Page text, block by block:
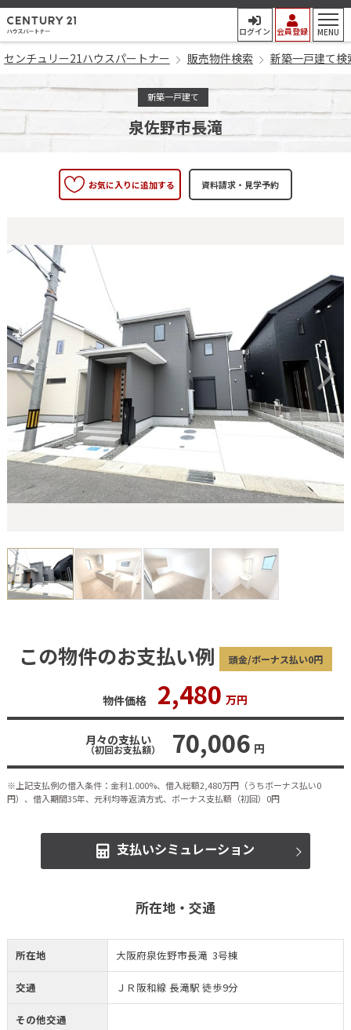
センチュリー21ハウスパート
ログイン 会員登録 MENU
センチュリー21ハウスパートナー 販売物件検索 新築一戸建て検
新築一戸建て
泉佐野市長滝
お気に入りに追加する
この物件のお支払い例 頭金/ボーナス払い0円
物件価格 2,480 万円
月々の支払い
（初回お支払額） 70,006 円
※上記支払例の借入条件：金利1.000%、借入総額2,480万円（うちボーナス払い0
円）、借入期間35年、元利均等返済方式、ボーナス支払額（初回）0円
支払いシミュレーション
所在地・交通
所在地 大阪府泉佐野市長滝 3号棟
交通 ＪＲ阪和線 長滝駅 徒歩9分
その他交通